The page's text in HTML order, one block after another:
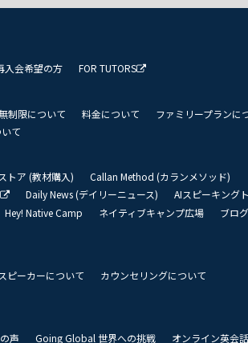
入会希望の方 FOR TUTORS
制限について 料金について
ファミリープランに
て
トア (教材購入)
Callan Method (カランメソッド)
Daily News (デイリーニュース)
AIスピーキング
Hey! Native Camp ネイティブキャンプ広場
ブログ
ピーカーについて
カウンセリングについて
声 Going Global 世界への挑戦 オンライン英会